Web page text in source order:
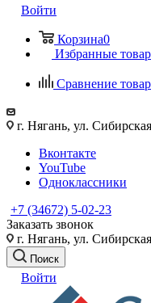
Войти
Корзина0
Избранные
Сравнение
г. Нягань, ул.
Вконтакте
YouTube
Одноклассники
+7 (34672) 5-02-23
Заказать звонок
г. Нягань, ул.
Поиск
Войти